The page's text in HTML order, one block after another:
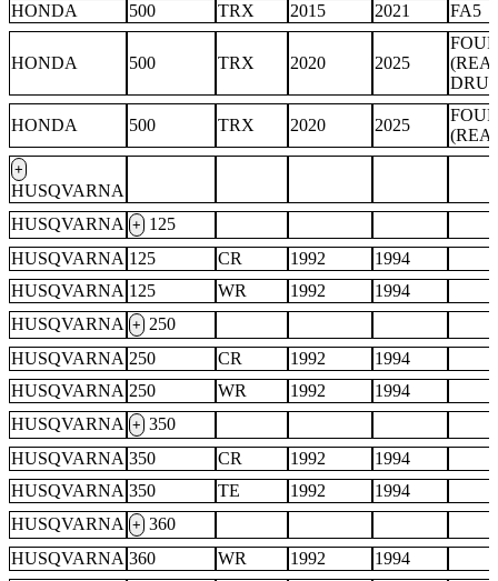
HONDA
500 TRX 2015 2021 FA5
HONDA 500 TRX 2020 2025
HONDA 500 TRX 2020 2025
+
HUSQVARNA
HUSQVARNA + 125
HUSQVARNA 125 CR 1992
1994
HUSQVARNA 125 WR 1992
1994
HUSQVARNA + 250
HUSQVARNA 250 CR 1992
1994
HUSQVARNA 250 WR 1992
1994
HUSQVARNA + 350
HUSQVARNA 350 CR 1992
1994
HUSQVARNA 350 TE 1992
1994
HUSQVARNA + 360
HUSQVARNA 360 WR 1992
1994